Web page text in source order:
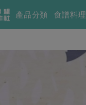
產品分類 食譜料理